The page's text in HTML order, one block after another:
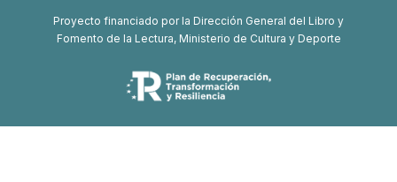
Proyecto financiado por la Dirección General del Libro y
Fomento de la Lectura, Ministerio de Cultura y Deporte
Proyecto de recuperación, transformación y resiliencia